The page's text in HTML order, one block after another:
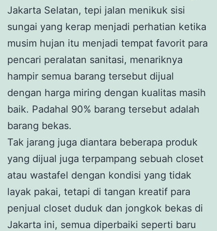
Jakarta Selatan, tepi jalan menikuk sisi
sungai yang kerap menjadi perhatian ketika
musim hujan itu menjadi tempat favorit para
pencari peralatan sanitasi, menariknya
hampir semua barang tersebut dijual
dengan harga miring dengan kualitas masih
baik. Padahal 90% barang tersebut adalah
barang bekas.
Tak jarang juga diantara beberapa produk
yang dijual juga terpampang sebuah closet
atau wastafel dengan kondisi yang tidak
layak pakai, tetapi di tangan kreatif para
penjual closet duduk dan jongkok bekas di
Jakarta ini, semua diperbaiki seperti baru